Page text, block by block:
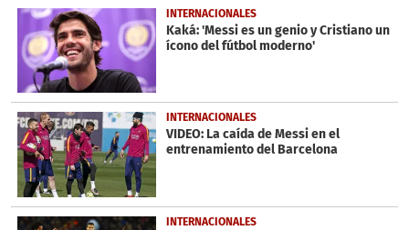
30
seconds
INTERNACIONALES
Kaká: 'Messi es un genio y Cristiano un
ícono del fútbol moderno'
INTERNACIONALES
VIDEO: La caída de Messi en el
entrenamiento del Barcelona
INTERNACIONALES